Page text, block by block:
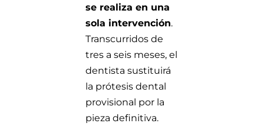
se realiza en una
sola intervención.
Transcurridos de
tres a seis meses, el
dentista sustituirá
la prótesis dental
provisional por la
pieza definitiva.